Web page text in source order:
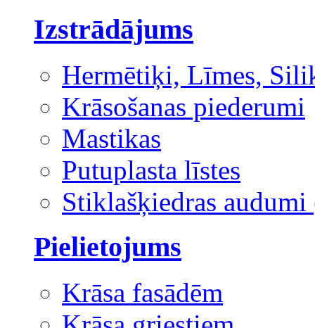
Izstrādājums
Hermētiķi, Līmes,
Krāsošanas piederumi
Mastikas
Putuplasta līstes
Stiklašķiedras audumi
Pielietojums
Krāsa fasādēm